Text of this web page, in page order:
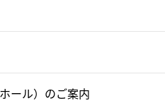
ール）のご案内